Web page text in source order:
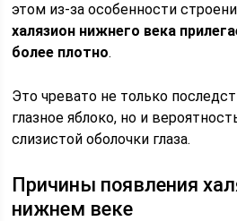
этом из-за особенности
халязион нижнего века
более плотно.
Это чревато не только
глазное яблоко, но и
слизистой оболочки глаза.
Причины появления
нижнем веке